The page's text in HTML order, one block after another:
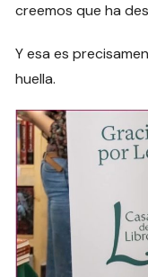
creemos que ha
Y esa es
huella.